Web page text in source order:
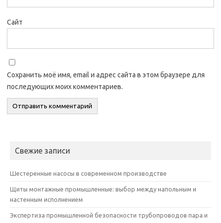
Сайт
Сохранить моё имя, email и адрес сайта в этом браузере для
последующих моих комментариев.
Свежие записи
Шестеренные насосы в современном производстве
Щиты монтажные промышленные: выбор между напольным и
настенным исполнением
Экспертиза промышленной безопасности трубопроводов пара и